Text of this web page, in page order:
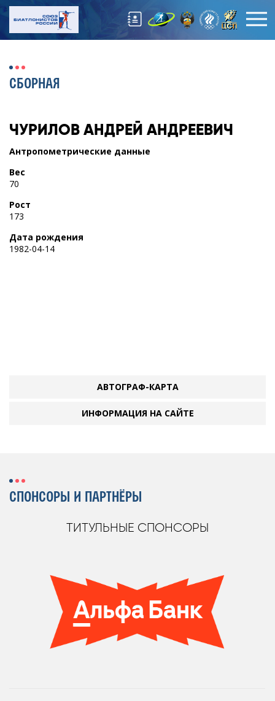
СБОРНАЯ
ЧУРИЛОВ АНДРЕЙ АНДРЕЕВИЧ
Антропометрические данные
Вес
70
Рост
173
Дата рождения
1982-04-14
АВТОГРАФ-КАРТА
ИНФОРМАЦИЯ НА САЙТЕ
СПОНСОРЫ И ПАРТНЁРЫ
ТИТУЛЬНЫЕ СПОНСОРЫ